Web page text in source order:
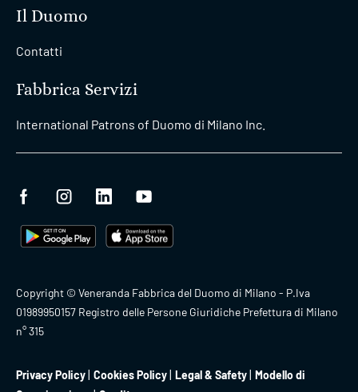
Il Duomo
Contatti
Fabbrica Servizi
International Patrons of Duomo di Milano Inc.
Copyright © Veneranda Fabbrica del Duomo di Milano - P.Iva
01989950157 Registro delle Persone Giuridiche Prefettura di Milano
n° 315
Privacy Policy Cookies Policy Legal & Safety
Modello di